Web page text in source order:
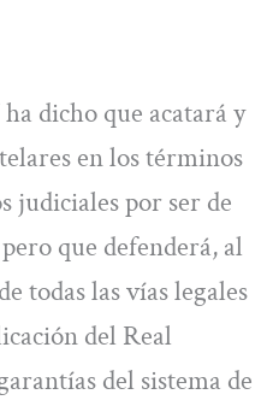
dicho que acatará y
en los términos
judiciales por ser de
que defenderá, al
todas las vías legales
del Real
del sistema de